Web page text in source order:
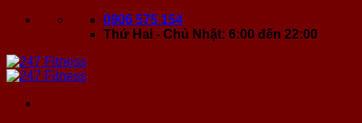
dung
0906 575 154
Thứ Hai - Chủ Nhật: 6:00 đến 22:00